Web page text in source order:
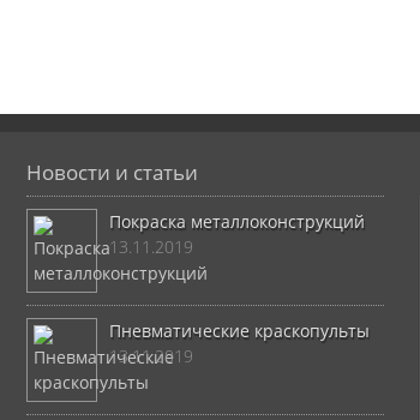
Новости и статьи
Покраска металлоконструкций
13.11.2019
Пневматические краскопульты
13.11.2019